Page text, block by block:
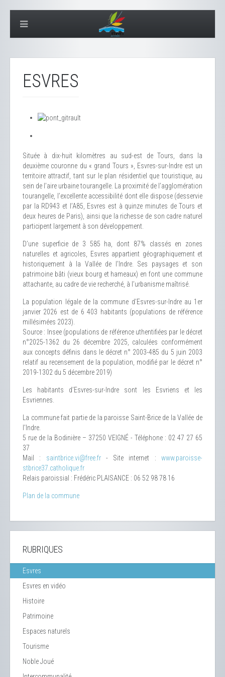
ESVRES
Située à dix-huit kilomètres au sud-est de Tours, dans la
deuxième couronne du « grand Tours », Esvres-sur-Indre est un
territoire attractif, tant sur le plan résidentiel que touristique, au
sein de l’aire urbaine tourangelle. La proximité de l’agglomération
tourangelle, l’excellente accessibilité dont elle dispose (desservie
par la RD943 et l’A85, Esvres est à quinze minutes de Tours et
deux heures de Paris), ainsi que la richesse de son cadre naturel
participent largement à son développement.
D’une superficie de 3 585 ha, dont 87% classés en zones
naturelles et agricoles, Esvres appartient géographiquement et
historiquement à la Vallée de l’Indre. Ses paysages et son
patrimoine bâti (vieux bourg et hameaux) en font une commune
attachante, au cadre de vie recherché, à l’urbanisme maîtrisé.
La population légale de la commune d’Esvres-sur-Indre au 1er
janvier 2026 est de 6 403 habitants (populations de référence
millésimées 2023).
Source : Insee (populations de référence uthentifiées par le décret
n°2025-1362 du 26 décembre 2025, calculées conformément
aux concepts définis dans le décret n° 2003-485 du 5 juin 2003
relatif au recensement de la population, modifié par le décret n°
2019-1302 du 5 décembre 2019)
Les habitants d’Esvres-sur-Indre sont les Esvriens et les
Esvriennes.
La commune fait partie de la paroisse Saint-Brice de la Vallée de
l’Indre.
5 rue de la Bodinière – 37250 VEIGNÉ - Téléphone : 02 47 27 65
37
Mail : saintbrice.vi@free.fr- Site internet :www.paroisse-
stbrice37.catholique.fr
Relais paroissial : Frédéric PLAISANCE : 06 52 98 78 16
Plan de la commune
RUBRIQUES
Esvres
Esvres en vidéo
Histoire
Patrimoine
Espaces naturels
Tourisme
Noble Joué